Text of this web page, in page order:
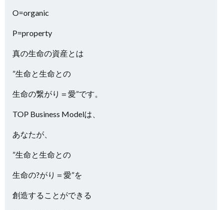
O=organic
P=property
真の生命の資産とは
”生命と生命との
生命の繋がり＝愛”です。
TOP Business Modelは、
あなたが、
”生命と生命との
生命の?がり＝愛”を
創造することができる